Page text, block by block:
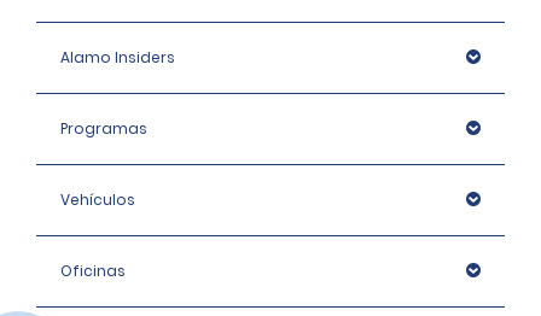
Alamo Insiders
Programas
Vehículos
Oficinas